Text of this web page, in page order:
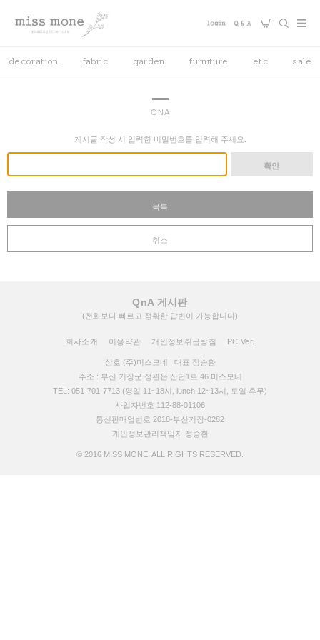
decoration fabric garden furniture etc sale
QNA
게시글 작성 시 입력한 비밀번호를 입력해 주세요.
확인
목록
취소
QnA 게시판
(전화보다 빠르고 정확한 답변이 가능합니다)
회사소개 이용약관 개인정보취급방침 PC Ver.
상호 (주)미스모네 | 대표 정승환
주소 : 부산 기장군 정관읍 산단1로 46 미스모네
TEL: 051-701-7713 (평일 11~18시, lunch 12~13시, 토일 휴무)
사업자번호 112-88-01106
통신판매업번호 2018-부산기장-0282
개인정보관리책임자 정승환
© 2016 MISS MONE. ALL RIGHTS RESERVED.